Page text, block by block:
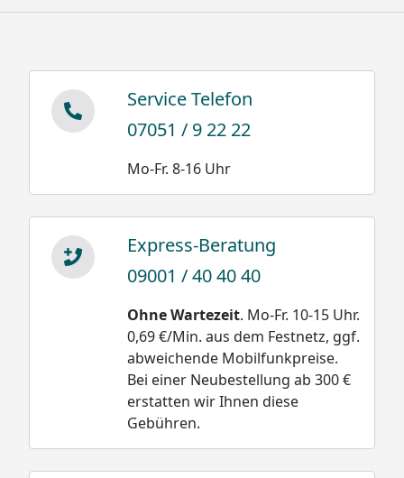
Service Telefon
07051 / 9 22 22
Mo-Fr. 8-16 Uhr
Express-Beratung
09001 / 40 40 40
Ohne Wartezeit. Mo-Fr. 10-15 Uhr.
0,69 €/Min. aus dem Festnetz, ggf.
abweichende Mobilfunkpreise.
Bei einer Neubestellung ab 300 €
erstatten wir Ihnen diese
Gebühren.